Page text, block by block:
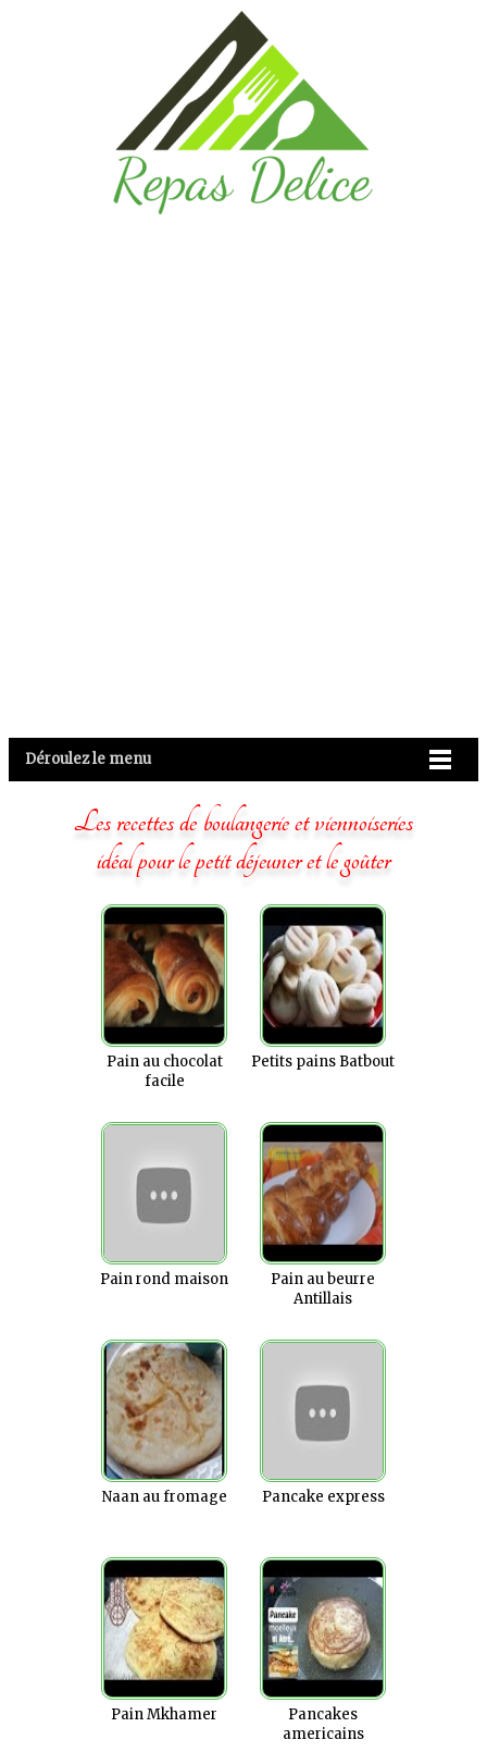
Déroulez le menu
Les recettes de boulangerie et viennoiseries
idéal pour le petit déjeuner et le goûter
Pain au chocolat
facile
Petits pains Batbout
Pain rond maison
Pain au beurre
Antillais
Naan au fromage Pancake express
Pain Mkhamer
Pancakes
americains